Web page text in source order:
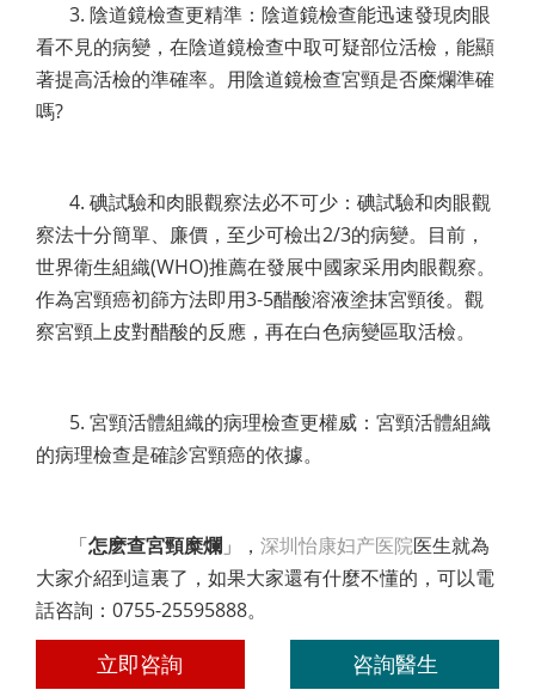
3. 陰道鏡檢查更精準：陰道鏡檢查能迅速發現肉眼
看不見的病變，在陰道鏡檢查中取可疑部位活檢，能顯
著提高活檢的準確率。用陰道鏡檢查宮頸是否糜爛準確
嗎?
4. 碘試驗和肉眼觀察法必不可少：碘試驗和肉眼觀
察法十分簡單、廉價，至少可檢出2/3的病變。目前，
世界衛生組織(WHO)推薦在發展中國家采用肉眼觀察。
作為宮頸癌初篩方法即用3-5醋酸溶液塗抹宮頸後。觀
察宮頸上皮對醋酸的反應，再在白色病變區取活檢。
5. 宮頸活體組織的病理檢查更權威：宮頸活體組織
的病理檢查是確診宮頸癌的依據。
「怎麽查宮頸糜爛 」， 深圳怡康妇产医院医生就為
大家介紹到這裏了，如果大家還有什麼不懂的，可以電
話咨詢：0755-25595888。
立即咨詢 咨詢醫生